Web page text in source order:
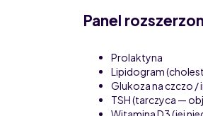
Panel
Prolaktyna
Lipidogram
Glukoza na czczo /
TSH (tarczyca —